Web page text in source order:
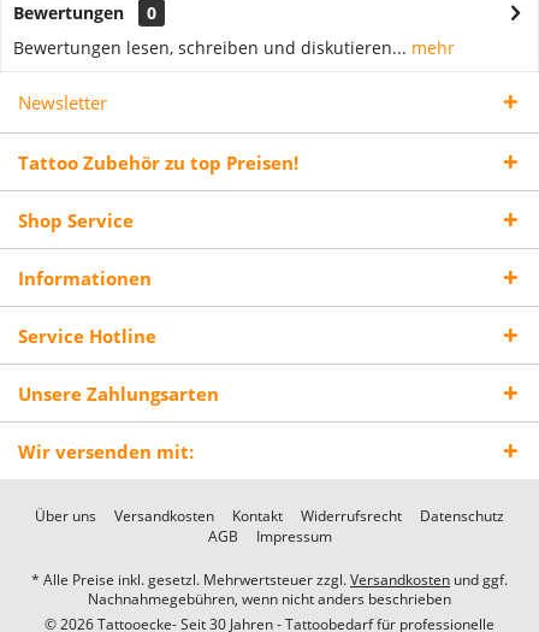
Bewertungen
0
Bewertungen lesen, schreiben und diskutieren... mehr
Newsletter
Tattoo Zubehör zu top Preisen!
Shop Service
Informationen
Service Hotline
Unsere Zahlungsarten
Wir versenden mit:
Über uns Versandkosten Kontakt Widerrufsrecht
Datenschutz
AGB
Impressum
* Alle Preise inkl. gesetzl. Mehrwertsteuer zzgl.Versandkosten und ggf.
Nachnahmegebühren, wenn nicht anders beschrieben
© 2026 Tattooecke- Seit 30 Jahren - Tattoobedarf für professionelle